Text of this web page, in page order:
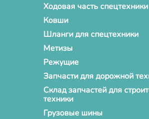
Ходовая часть спецтехники
Ковши
Шланги для спецтехники
Метизы
Режущие
Запчасти для дорожной
Склад запчастей для
техники
Грузовые шины